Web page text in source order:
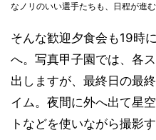
なノリのいい選手たちも、日程が進
そんな歓迎夕食会も19時
へ。写真甲子園では、各
出しますが、最終日の最
イム。夜間に外へ出て星
トなどを使いながら撮影